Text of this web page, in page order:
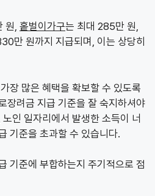
원, 홑벌이가구는 최대 285만 원,
만 원까지 지급되며, 이는 상당히
장 많은 혜택을 확보할 수 있도록
장려금 지급 기준을 잘 숙지하셔야
인 일자리에서 발생한 소득이 너
기준을 초과할 수 있습니다.
기준에 부합하는지 주기적으로 점